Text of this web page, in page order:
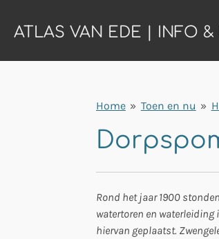
direct
de
ATLAS VAN EDE | INFO &
Home » Toen en nu »
Rond het jaar 1900
watertoren en waterleiding
hiervan geplaatst.